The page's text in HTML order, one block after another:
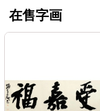
在售字画